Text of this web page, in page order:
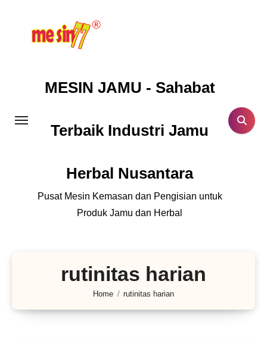
MESIN JAMU - Sahabat
Terbaik Industri Jamu
Herbal Nusantara
Pusat Mesin Kemasan dan Pengisian untuk
Produk Jamu dan Herbal
rutinitas harian
Home rutinitas harian